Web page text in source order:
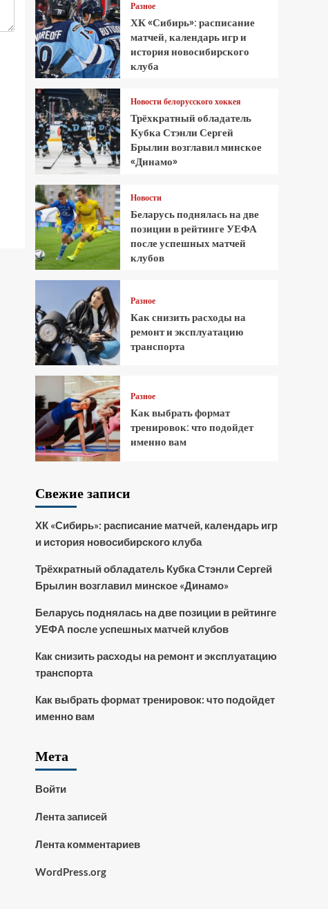
Разное
ХК «Сибирь»: расписание
матчей, календарь игр и
история новосибирского
клуба
Новости белорусского хоккея
Трёхкратный обладатель
Кубка Стэнли Сергей
Брылин возглавил минское
«Динамо»
Новости
Беларусь поднялась на две
позиции в рейтинге УЕФА
после успешных матчей
клубов
Разное
Как снизить расходы на
ремонт и эксплуатацию
транспорта
Разное
Как выбрать формат
тренировок: что подойдет
именно вам
Свежие записи
ХК «Сибирь»: расписание матчей, календарь игр
и история новосибирского клуба
Трёхкратный обладатель Кубка Стэнли Сергей
Брылин возглавил минское «Динамо»
Беларусь поднялась на две позиции в рейтинге
УЕФА после успешных матчей клубов
Как снизить расходы на ремонт и эксплуатацию
транспорта
Как выбрать формат тренировок: что подойдет
именно вам
Мета
Войти
Лента записей
Лента комментариев
WordPress.org